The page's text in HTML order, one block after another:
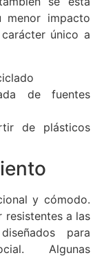
impacto
único a
de fuentes
de plásticos
y cómodo.
resistentes a las
para
Algunas